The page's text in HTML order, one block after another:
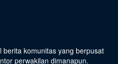
komunitas yang berpusat
perwakilan dimanapun.